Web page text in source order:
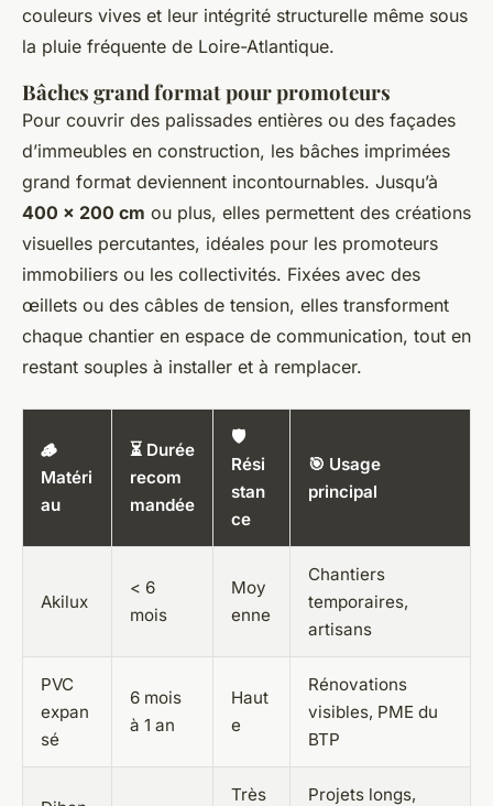
couleurs vives et leur intégrité structurelle même sous
la pluie fréquente de Loire-Atlantique.
Bâches grand format pour promoteurs
Pour couvrir des palissades entières ou des façades
d’immeubles en construction, les bâches imprimées
grand format deviennent incontournables. Jusqu’à
400 × 200 cm ou plus, elles permettent des créations
visuelles percutantes, idéales pour les promoteurs
immobiliers ou les collectivités. Fixées avec des
œillets ou des câbles de tension, elles transforment
chaque chantier en espace de communication, tout en
restant souples à installer et à remplacer.
🪵
Matéri
au
⏳ Durée
recom
mandée
🛡️
Rési
stan
ce
🎯 Usage
principal
Akilux
< 6
mois
Moy
enne
Chantiers
temporaires,
artisans
PVC
expan
sé
6 mois
à 1 an
Haut
e
Rénovations
visibles, PME du
BTP
Très Projets longs,